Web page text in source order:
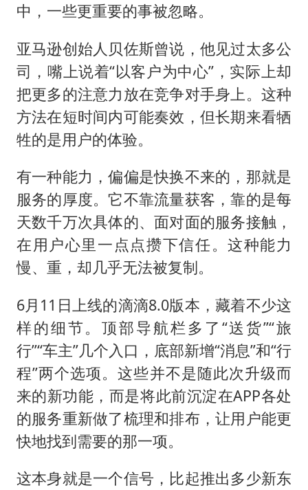
中，一些更重要的事被忽略。
亚马逊创始人贝佐斯曾说，他见过太多公
司，嘴上说着“以客户为中心”，实际上却
把更多的注意力放在竞争对手身上。这种
方法在短时间内可能奏效，但长期来看牺
牲的是用户的体验。
有一种能力，偏偏是快换不来的，那就是
服务的厚度。它不靠流量获客，靠的是每
天数千万次具体的、面对面的服务接触，
在用户心里一点点攒下信任。这种能力
慢、重，却几乎无法被复制。
6月11日上线的滴滴8.0版本，藏着不少这
样的细节。顶部导航栏多了“送货”“旅
行”“车主”几个入口，底部新增“消息”和“行
程”两个选项。这些并不是随此次升级而
来的新功能，而是将此前沉淀在APP各处
的服务重新做了梳理和排布，让用户能更
快地找到需要的那一项。
这本身就是一个信号，比起推出多少新东